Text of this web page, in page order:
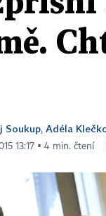
Soukup, Adéla
13:17 ▪ 4 min. čtení